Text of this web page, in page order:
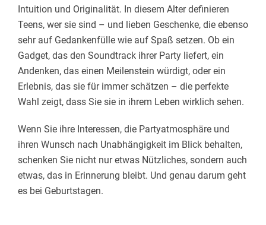
Intuition und Originalität. In diesem Alter definieren
Teens, wer sie sind – und lieben Geschenke, die ebenso
sehr auf Gedankenfülle wie auf Spaß setzen. Ob ein
Gadget, das den Soundtrack ihrer Party liefert, ein
Andenken, das einen Meilenstein würdigt, oder ein
Erlebnis, das sie für immer schätzen – die perfekte
Wahl zeigt, dass Sie sie in ihrem Leben wirklich sehen.
Wenn Sie ihre Interessen, die Partyatmosphäre und
ihren Wunsch nach Unabhängigkeit im Blick behalten,
schenken Sie nicht nur etwas Nützliches, sondern auch
etwas, das in Erinnerung bleibt. Und genau darum geht
es bei Geburtstagen.